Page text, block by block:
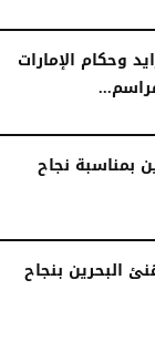
وحكام الإمارات
بمناسبة نجاح
البحرين بنجاح